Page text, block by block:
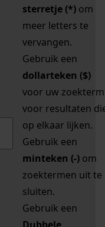
sterretje (*) om
meer letters te
vervangen.
Gebruik een
dollarteken ($)
voor uw zoekterm
voor resultaten
op elkaar lijken.
Gebruik een
minteken (-) om
zoektermen uit te
sluiten.
Gebruik een